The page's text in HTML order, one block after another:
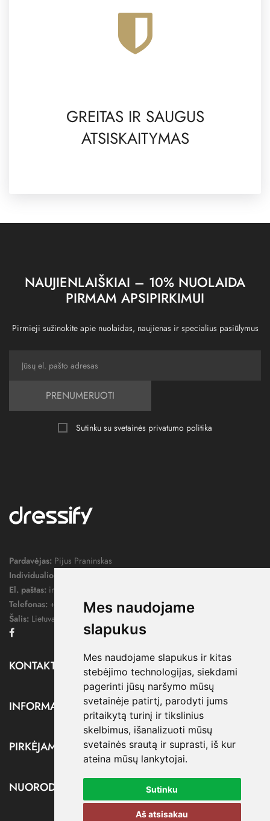
Mes naudojame
slapukus
Mes naudojame slapukus ir kitas
stebėjimo technologijas, siekdami
pagerinti jūsų naršymo mūsų
svetainėje patirtį, parodyti jums
pritaikytą turinį ir tikslinius
skelbimus, išanalizuoti mūsų
svetainės srautą ir suprasti, iš kur
ateina mūsų lankytojai.
Sutinku
Aš atsisakau
GREITAS IR SAUGUS
ATSISKAITYMAS
NAUJIENLAIŠKIAI – 10% NUOLAIDA
PIRMAM APSIPIRKIMUI
Pirmieji sužinokite apie nuolaidas, naujienas ir specialius pasiūlymus
PRENUMERUOTI
Sutinku su svetainės privatumo politika
Pardavėjas: Pijus Praninskas
Individualios veiklos pažymos nr.:
El. paštas: info@dressify.lt
Telefonas: +370 676 78578
Šalis: Lietuva
KONTAKTAI
INFORMACIJA
PIRKĖJAMS
NUORODOS